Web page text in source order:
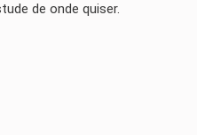
de onde quiser.